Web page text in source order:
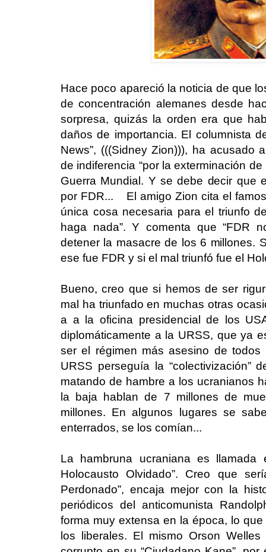
Hace poco apareció la noticia de que
de concentración alemanes desde
sorpresa, quizás la orden era que
daños de importancia. El columnista
News”, (((Sidney Zion))), ha acusado
de indiferencia “por la exterminación
Guerra Mundial. Y se debe decir que
por FDR... El amigo Zion cita el
única cosa necesaria para el triunfo
haga nada”. Y comenta que “FDR
detener la masacre de los 6 millones.
ese fue FDR y si el mal triunfó fue el
Bueno, creo que si hemos de ser
mal ha triunfado en muchas otras
a a la oficina presidencial de los
diplomáticamente a la URSS, que ya
ser el régimen más asesino de
URSS perseguía la “colectivización”
matando de hambre a los ucranianos
la baja hablan de 7 millones de
millones. En algunos lugares se
enterrados, se los comían...
La hambruna ucraniana es llamada
Holocausto Olvidado”. Creo que
Perdonado”, encaja mejor con la
periódicos del anticomunista
forma muy extensa en la época, lo
los liberales. El mismo Orson